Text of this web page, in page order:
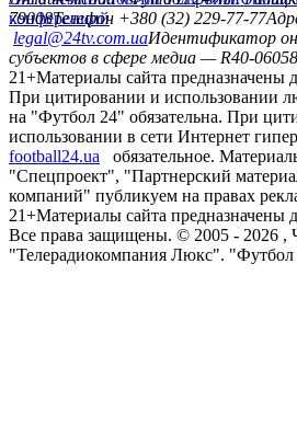
конференций
79008Телефон +380 (32) 229-77-77
legal@24tv.com.uaИдентификатор
субъектов в сфере медиа — R40-06058
21+Материалы сайта предназначены
При цитировании и использовании
на "Футбол 24" обязательна. При
использовании в сети Интернет
football24.ua
обязательное.
"Спецпроект", "Партнерский
компаний" публикуем на правах
21+Материалы сайта предназначены
Все права защищены. © 2005 - 2026 ,
"Телерадиокомпания Люкс". "Футбол